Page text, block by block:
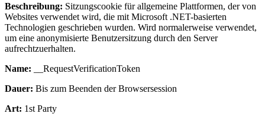
Beschreibung: Sitzungscookie für allgemeine Plattformen, der von
Websites verwendet wird, die mit Microsoft .NET-basierten
Technologien geschrieben wurden. Wird normalerweise verwendet,
um eine anonymisierte Benutzersitzung durch den Server
aufrechtzuerhalten.
Name: __RequestVerificationToken
Dauer: Bis zum Beenden der Browsersession
Art: 1st Party